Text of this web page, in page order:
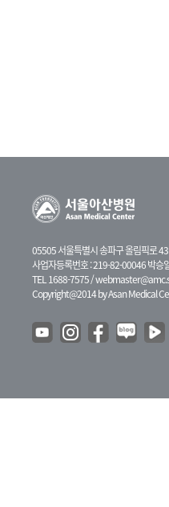
05505 서울특별시 송파구 올림픽로
사업자등록번호 : 219-82-00046 박승
TEL 1688-7575 /
Copyright@2014 by Asan Medical